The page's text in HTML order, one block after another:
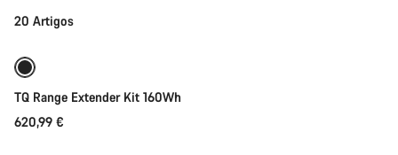
20 Artigos
TQ Range Extender Kit 160Wh
620,99 €